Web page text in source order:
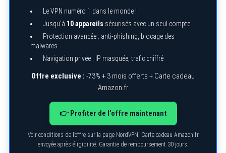
Le VPN numéro 1 dans le monde !
Jusqu’à 10 appareils sécurisés avec un seul compte
Protection avancée : anti-phishing, blocage des
malwares
Navigation privée : IP masquée, trafic chiffré
Offre exclusive : -73% + 3 mois offerts + Carte cadeau
Amazon.fr
👉 Profiter de l’offre maintenant
Voir conditions de l’offre sur la page NordVPN. Carte cadeau Amazon.fr
envoyée après éligibilité. Garantie de remboursement 30 jours.